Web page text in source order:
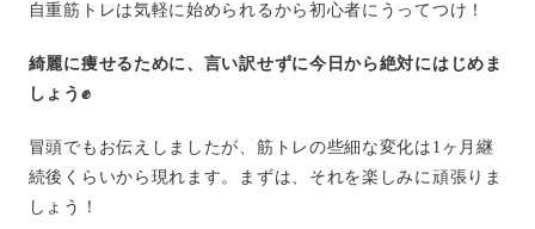
自重筋トレは気軽に始められるから初心者にうってつけ！
綺麗に痩せるために、言い訳せずに今日から絶対にはじめま
しょう✊
冒頭でもお伝えしましたが、筋トレの些細な変化は1ヶ月継
続後くらいから現れます。まずは、それを楽しみに頑張りま
しょう！